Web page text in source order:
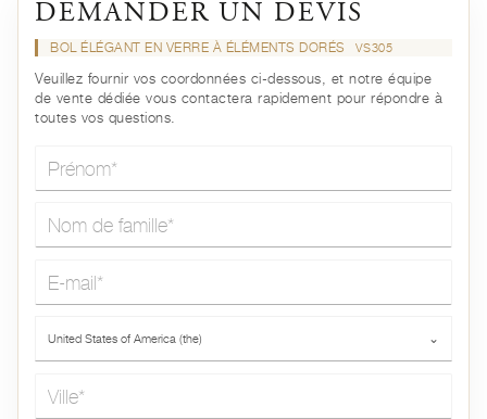
DEMANDER UN DEVIS
BOL ÉLÉGANT EN VERRE À ÉLÉMENTS DORÉS VS305
Veuillez fournir vos coordonnées ci-dessous, et notre équipe
de vente dédiée vous contactera rapidement pour répondre à
toutes vos questions.
United States of America (the) ⌄